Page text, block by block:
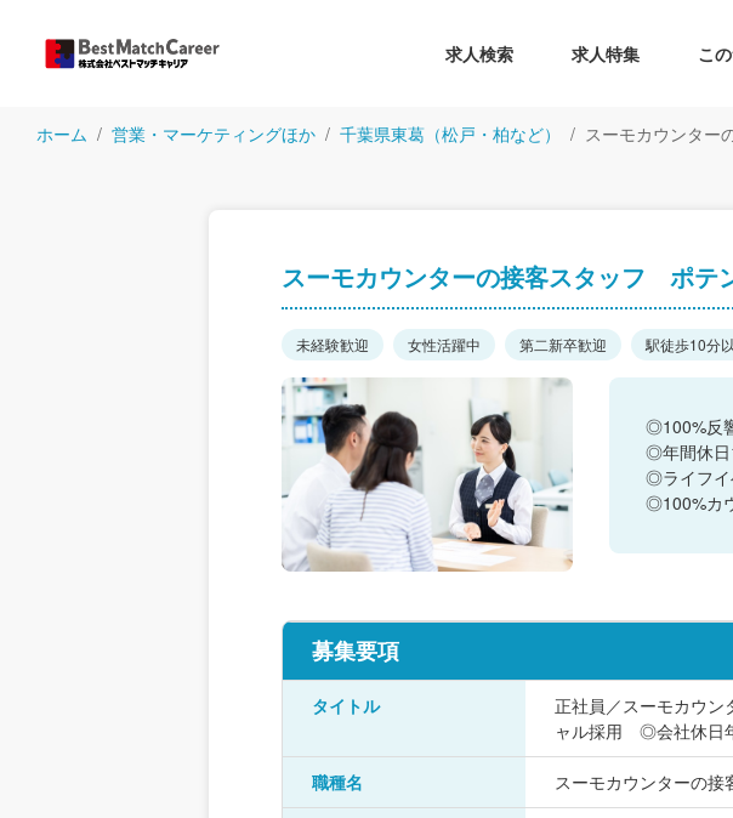
求人検索 求人特集 こ
ホーム 営業・マーケティングほか 千葉県東葛（松戸・柏など） スーモカウンター
スーモカウンターの接客スタッフ ポテ
未経験歓迎 女性活躍中 第二新卒歓迎 駅徒歩10分
◎100%反
◎年間休日
◎ライフイ
◎100%カ
募集要項
タイトル
正社員／スーモカウ
ャル採用 ◎会社休日
職種名 スーモカウンターの